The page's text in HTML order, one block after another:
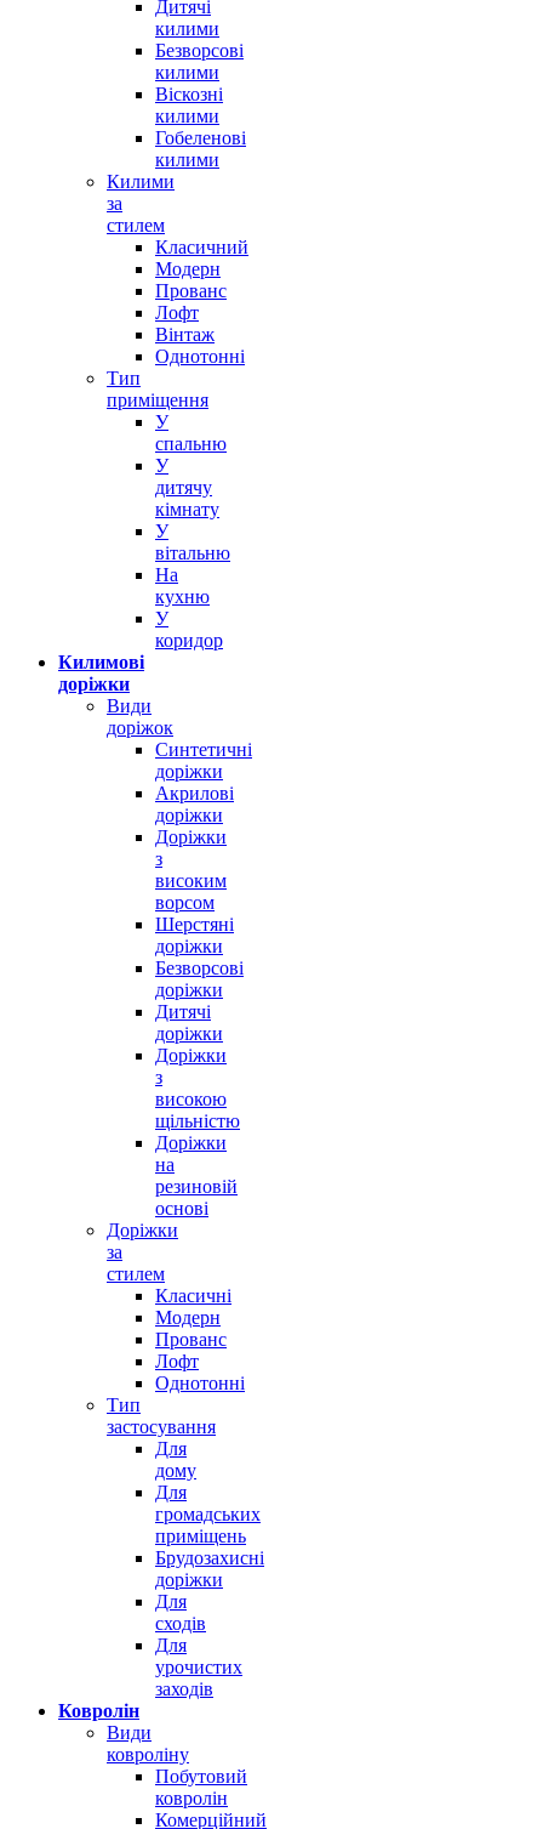
Дитячі
килими
Безворсові
килими
Віскозні
килими
Гобеленові
килими
Килими
за
стилем
Класичний
Модерн
Прованс
Лофт
Вінтаж
Однотонні
Тип
приміщення
У
спальню
У
дитячу
кімнату
У
вітальню
На
кухню
У
коридор
Килимові
доріжки
Види
доріжок
Синтетичні
доріжки
Акрилові
доріжки
Доріжки
з
високим
ворсом
Шерстяні
доріжки
Безворсові
доріжки
Дитячі
доріжки
Доріжки
з
високою
щільністю
Доріжки
на
резиновій
основі
Доріжки
за
стилем
Класичні
Модерн
Прованс
Лофт
Однотонні
Тип
застосування
Для
дому
Для
громадських
приміщень
Брудозахисні
доріжки
Для
сходів
Для
урочистих
заходів
Ковролін
Види
ковроліну
Побутовий
ковролін
Комерційний